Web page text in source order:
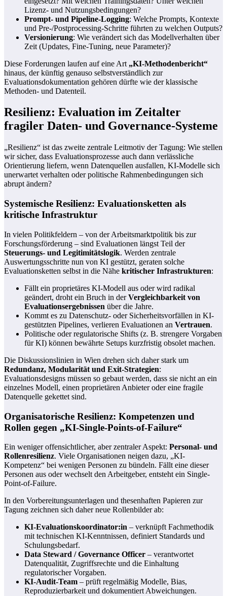
Lizenz- und Nutzungsbedingungen?
Prompt- und Pipeline-Logging: Welche Prompts, Kontexte
und Pre-/Postprocessing-Schritte führten zu welchen Outputs?
Versionierung: Wie verändert sich das Modellverhalten über
Zeit (Updates, Fine-Tuning, neue Parameter)?
Diese Forderungen laufen auf eine Art „KI-Methodenbericht“
hinaus, der künftig genauso selbstverständlich zur
Evaluationsdokumentation gehören dürfte wie der klassische
Methoden- und Datenteil.
Resilienz: Evaluation im Zeitalter
fragiler Daten- und Governance-Systeme
„Resilienz“ ist das zweite zentrale Leitmotiv der Tagung: Wie stellen
wir sicher, dass Evaluationsprozesse auch dann verlässliche
Orientierung liefern, wenn Datenquellen ausfallen, KI-Modelle sich
unerwartet verhalten oder politische Rahmenbedingungen sich
abrupt ändern?
Systemische Resilienz: Evaluationsketten als
kritische Infrastruktur
In vielen Politikfeldern – von der Arbeitsmarktpolitik bis zur
Forschungsförderung – sind Evaluationen längst Teil der
Steuerungs- und Legitimitätslogik. Werden zentrale
Auswertungsschritte nun von KI gestützt, geraten solche
Evaluationsketten selbst in die Nähe kritischer Infrastrukturen:
Fällt ein proprietäres KI-Modell aus oder wird radikal
geändert, droht ein Bruch in derVergleichbarkeit von
Evaluationsergebnissen über die Jahre.
Kommt es zu Datenschutz- oder Sicherheitsvorfällen in KI-
gestützten Pipelines, verlieren Evaluationen an Vertrauen.
Politische oder regulatorische Shifts (z. B. strengere Vorgaben
für KI) können bewährte Setups kurzfristig obsolet machen.
Die Diskussionslinien in Wien drehen sich daher stark um
Redundanz, Modularität und Exit-Strategien:
Evaluationsdesigns müssen so gebaut werden, dass sie nicht an ein
einzelnes Modell, einen proprietären Anbieter oder eine fragile
Datenquelle gekettet sind.
Organisatorische Resilienz: Kompetenzen und
Rollen gegen „KI-Single-Points-of-Failure“
Ein weniger offensichtlicher, aber zentraler Aspekt: Personal- und
Rollenresilienz. Viele Organisationen neigen dazu, „KI-
Kompetenz“ bei wenigen Personen zu bündeln. Fällt eine dieser
Personen aus oder wechselt den Arbeitgeber, entsteht ein Single-
Point-of-Failure.
In den Vorbereitungsunterlagen und thesenhaften Papieren zur
Tagung zeichnen sich daher neue Rollenbilder ab:
KI-Evaluationskoordinator:in – verknüpft Fachmethodik
mit technischen KI-Kenntnissen, definiert Standards und
Schulungsbedarf.
Data Steward / Governance Officer – verantwortet
Datenqualität, Zugriffsrechte und die Einhaltung
regulatorischer Vorgaben.
KI-Audit-Team – prüft regelmäßig Modelle, Bias,
Reproduzierbarkeit und dokumentiert Abweichungen.